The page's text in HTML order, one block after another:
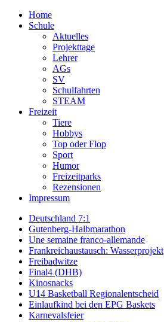
Home
Schule
Aktuelles
Projekttage
Lehrer
AGs
SV
Schulfahrten
STEAM
Freizeit
Tiere
Hobbys
Top oder Flop
Sport
Humor
Freizeitparks
Rezensionen
Impressum
Deutschland 7:1
Gutenberg-Halbmarathon
Une semaine franco-allemande
Frankreichaustausch: Wasserprojekt
Freibadwitze
Final4 (DHB)
Kinosnacks
U14 Basketball Regionalentscheid
Einlaufkind bei den EPG Baskets
Karnevalsfeier